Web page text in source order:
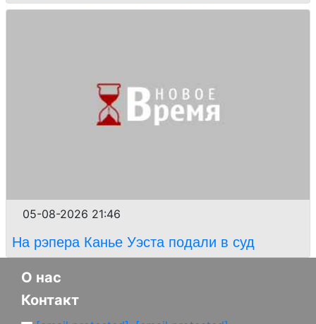
05-08-2026 21:46
На рэпера Канье Уэста подали в суд
О нас
Контакт